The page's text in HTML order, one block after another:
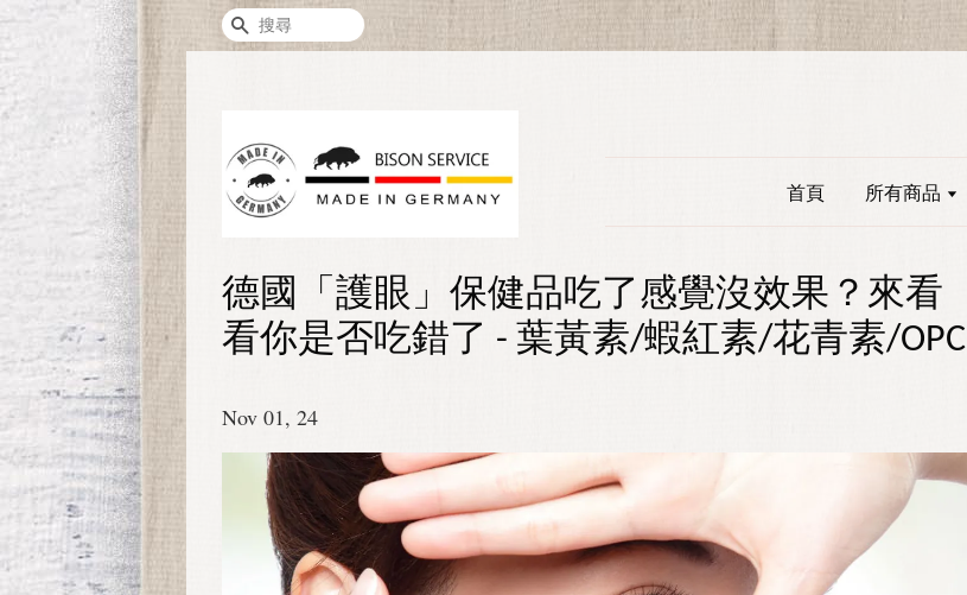
搜尋
首頁 所有商品
德國「護眼」保健品吃了感覺沒效果？來看
看你是否吃錯了 - 葉黃素/蝦紅素/花青素/OPC
Nov 01, 24